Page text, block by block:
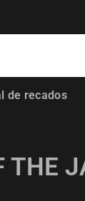
de recados
THE